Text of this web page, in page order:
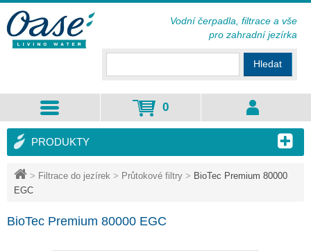
> Filtrace do jezírek > Průtokové filtry > BioTec Premium 80000
EGC
BioTec Premium 80000 EGC
PRODUKTY
Hledat
0
Vodní čerpadla, filtrace a vše
pro zahradní jezírka